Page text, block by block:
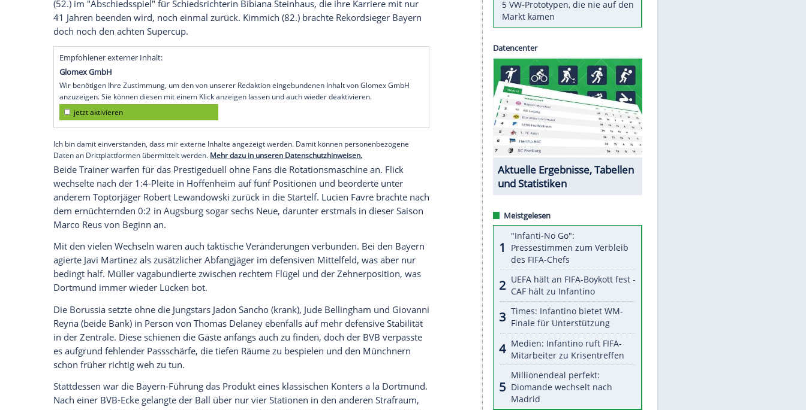
München(SID) - Und noch einPokal! Dank einesKunstschussesvon Joshua Kimmich
Fallen darf sich Bayern München
nach einem wilden Klassiker jetzt sogar "Quintuple"-
Gewinner nennen. Der Champions-League-Sieger um den erneut herausragenden
Manuel
Neuergab beim turbulenten Kräftemessen im
Borussia
Dortmund
zunächst eine 2:0-Führung aus der Hand, setzte sich aber dank Kimmichs
Kunststück kurz vor Schluss mit 3:2 (2:1) durch.
Corentin Tolisso (18.) undThomas Müller
(32.) brachten die Mannschaft von Erfolgscoach
im Duell der großen Wochenend-Verlierer der Bundesliga scheinbar beruhigend
in Führung. DochDortmundkam durchJulian Brandt(39.) und Jungstar Erling Haaland
(52.) im "Abschiedsspiel" für SchiedsrichterinBibiana Steinhaus, die ihre Karriere mit nur
41 Jahren beenden wird, noch einmal zurück.Kimmich (82.) brachte Rekordsieger Bayern
doch noch den achtenSupercup.
Empfohlener externer Inhalt:
Glomex GmbH
Wir benötigen Ihre Zustimmung, um den von unserer Redaktion eingebundenen Inhalt von Glomex GmbH
anzuzeigen. Sie können diesen mit einem Klick anzeigen lassen und auch wieder deaktivieren.
Ich bin damit einverstanden, dass mir externe Inhalte angezeigt werden. Damit können personenbezogene
Daten an Drittplattformen übermittelt werden.Mehr dazu in unseren Datenschutzhinweisen.
Beide Trainer warfen für das Prestigeduell ohne Fans die Rotationsmaschine an. Flick
wechselte nach der 1:4-Pleite inHoffenheimauf fünf Positionen und beorderte unter
anderem ToptorjägerRobert Lewandowskizurück in die Startelf.Lucien Favre brachte nach
heute unvergessen
Woran man Menschen mit
niedrigem EQ erkennt
Torlos gegen Kaiserslautern:
Stotterstart von Wolfsburg
Ist ein Vulkanausbruch in
Deutschland möglich?
5 VW-Prototypen, die nie auf den
Datencenter
Aktuelle Ergebnisse, Tabellen
und Statistiken